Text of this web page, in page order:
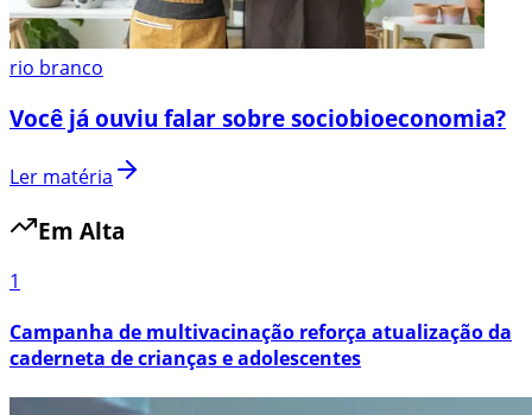
rio branco
Você já ouviu falar sobre sociobioeconomia?
Ler matéria
Em Alta
1
Campanha de multivacinação reforça atualização da
caderneta de crianças e adolescentes